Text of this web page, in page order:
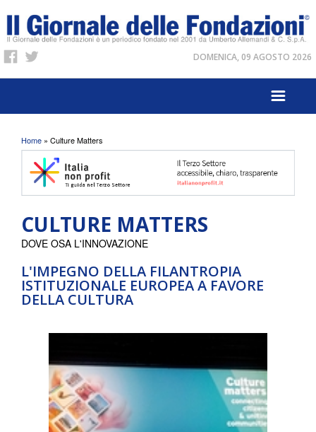
DOMENICA, 09 AGOSTO 2026
Tu sei qui
Home » Culture Matters
CULTURE MATTERS
L'IMPEGNO DELLA FILANTROPIA
ISTITUZIONALE EUROPEA A FAVORE
DELLA CULTURA
DOVE OSA L'INNOVAZIONE